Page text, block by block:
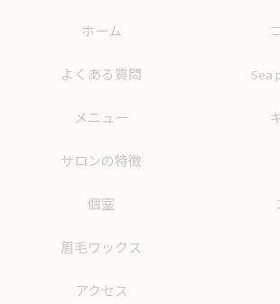
ホーム
よくある質問
Sea
メニュー
サロンの特徴
個室
眉毛ワックス
アクセス